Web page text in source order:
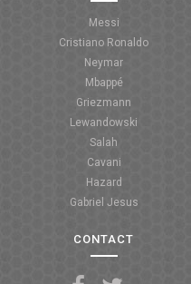
Messi
Cristiano Ronaldo
Neymar
Mbappé
Griezmann
Lewandowski
Salah
Cavani
Hazard
Gabriel Jesus
CONTACT